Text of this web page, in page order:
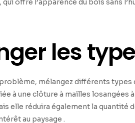
offre l’apparence du bois sans
les
mélangez différents types
à une clôture à mailles
elle réduira également la quantité
au paysage .